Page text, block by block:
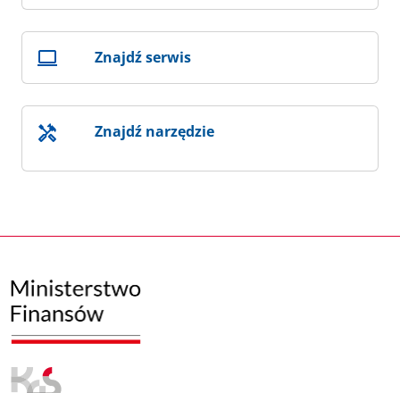
Znajdź serwis
Znajdź narzędzie